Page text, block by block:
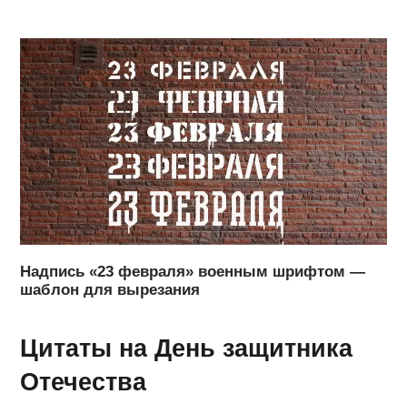
Надпись «23 февраля» военным шрифтом —
шаблон для вырезания
Цитаты на День защитника
Отечества